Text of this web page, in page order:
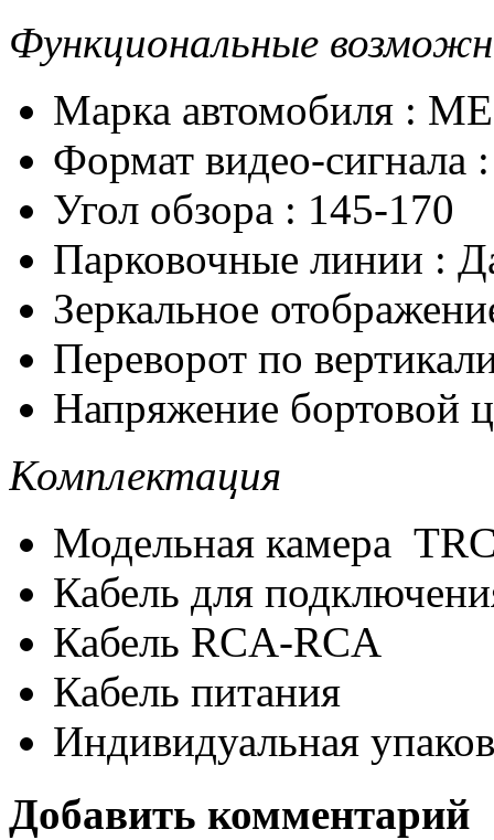
Функциональные
Марка автомобиля :
Формат видео-сигнала
Угол обзора : 145-170
Парковочные линии :
Зеркальное
Переворот по
Напряжение бортовой
Комплектация
Модельная камера
Кабель для
Кабель RCA-RCA
Кабель питания
Индивидуальная
Добавить комментарий